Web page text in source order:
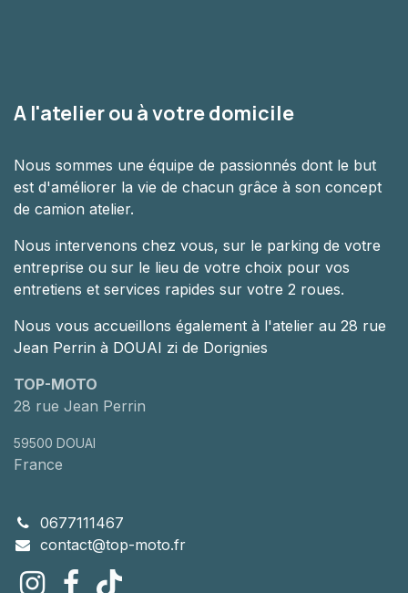
A l'atelier ou à votre domicile
Nous sommes une équipe de passionnés dont le but
est d'améliorer la vie de chacun grâce à son concept
de camion atelier.
Nous intervenons chez vous, sur le parking de votre
entreprise ou sur le lieu de votre choix pour vos
entretiens et services rapides sur votre 2 roues.
Nous vous accueillons également à l'atelier au 28 rue
Jean Perrin à DOUAI zi de Dorignies
TOP-MOTO
28 rue Jean Perrin
59500 DOUAI
France
0677111467
contact@top-moto.fr